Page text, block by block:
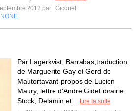
2012 par
Gicquel
NONE
Pär Lagerkvist, Barrabas,traduction
de Marguerite Gay et Gerd de
Mautortavant-propos de Lucien
Maury, lettre d'André GideLibrairie
Stock, Delamin et...
Lire la suite